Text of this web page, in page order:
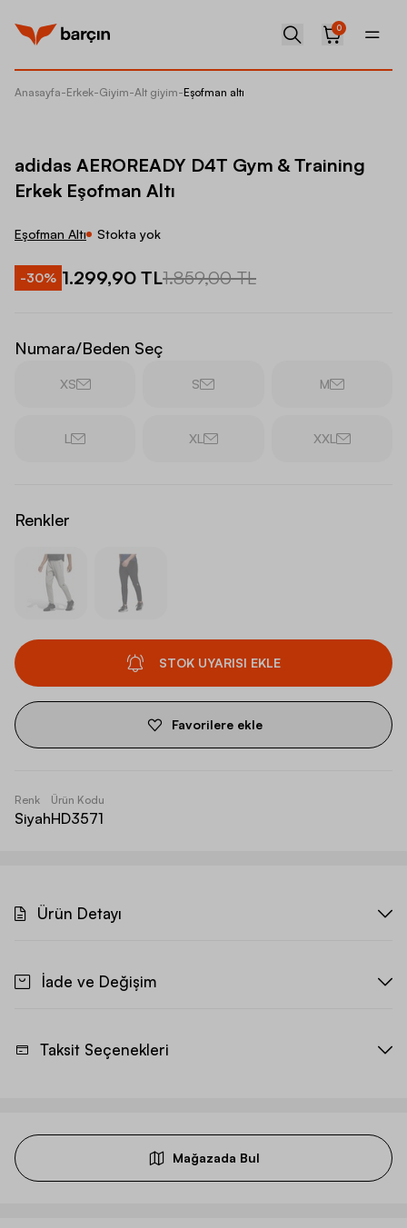
0
Anasayfa-Erkek-Giyim-Alt giyim-Eşofman altı
adidas AEROREADY D4T Gym & Training
Erkek Eşofman Altı
Eşofman Altı Stokta yok
-30% 1.299,90 TL1.859,00 TL
Numara/Beden Seç
XS S M
L XL XXL
Renkler
STOK UYARISI EKLE
Favorilere ekle
Renk
Siyah
Ürün Kodu
HD3571
Ürün Detayı
İade ve Değişim
Taksit Seçenekleri
Mağazada Bul